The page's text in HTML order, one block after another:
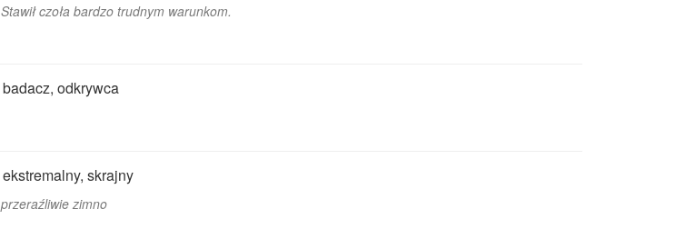
Stawił czoła bardzo trudnym warunkom.
badacz, odkrywca
ekstremalny, skrajny
przeraźliwie zimno